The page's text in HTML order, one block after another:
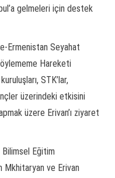
gelmeleri için destek
Ermenistan Seyahat
Hareketi
STK’lar,
üzerindeki etkisini
üzere Erivan’ı ziyaret
Bilimsel Eğitim
Mkhitaryan ve Erivan